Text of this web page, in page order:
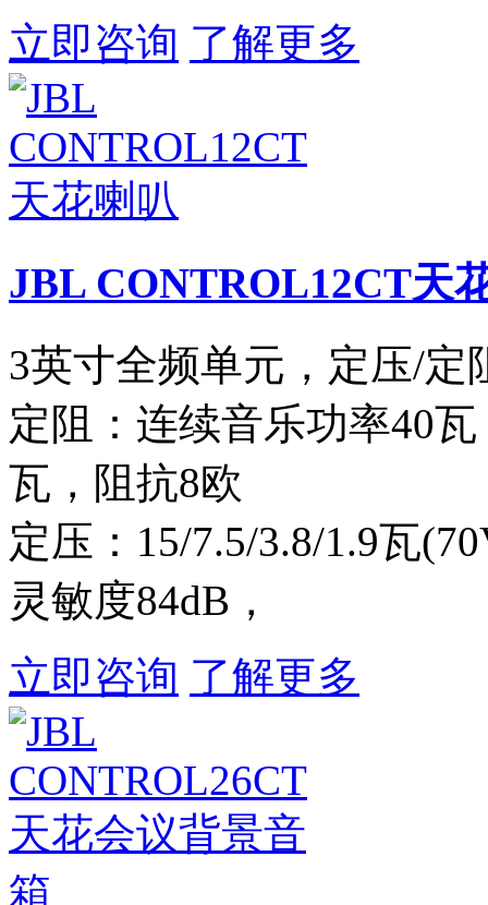
立即咨询 了解更多
JBL CONTROL12CT天
3英寸全频单元，定压/定
定阻：连续音乐功率40
瓦，阻抗8欧
定压：15/7.5/3.8/1.9瓦
灵敏度84dB，
立即咨询 了解更多